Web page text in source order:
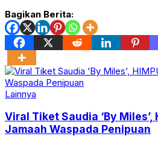
Bagikan Berita:
Lainnya
Viral Tiket Saudia ‘By Miles’,
Jamaah Waspada Penipuan